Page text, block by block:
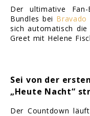
Der ultimative
Bundles bei Bravado
sich automatisch
Greet mit Helene
Sei von der
„Heute Nacht“
Der Countdown